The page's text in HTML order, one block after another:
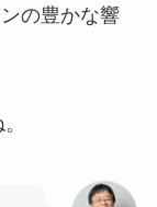
の豊かな響